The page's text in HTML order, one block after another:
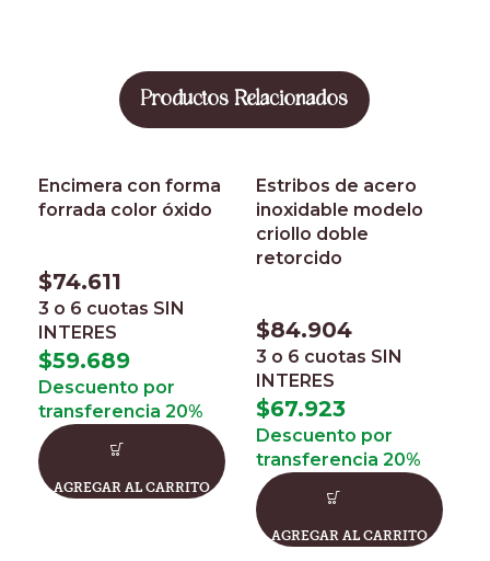
Productos Relacionados
Encimera con forma
forrada color óxido
$74.611
3 o 6 cuotas SIN
INTERES
$59.689
Descuento por
transferencia 20%
AGREGAR AL CARRITO
Estribos de acero
inoxidable modelo
criollo doble
retorcido
$84.904
3 o 6 cuotas SIN
INTERES
$67.923
Descuento por
transferencia 20%
AGREGAR AL CARRITO